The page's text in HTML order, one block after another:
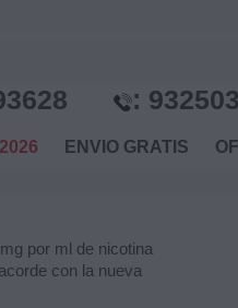
:
ENVIO GRATIS
por ml de nicotina
con la nueva